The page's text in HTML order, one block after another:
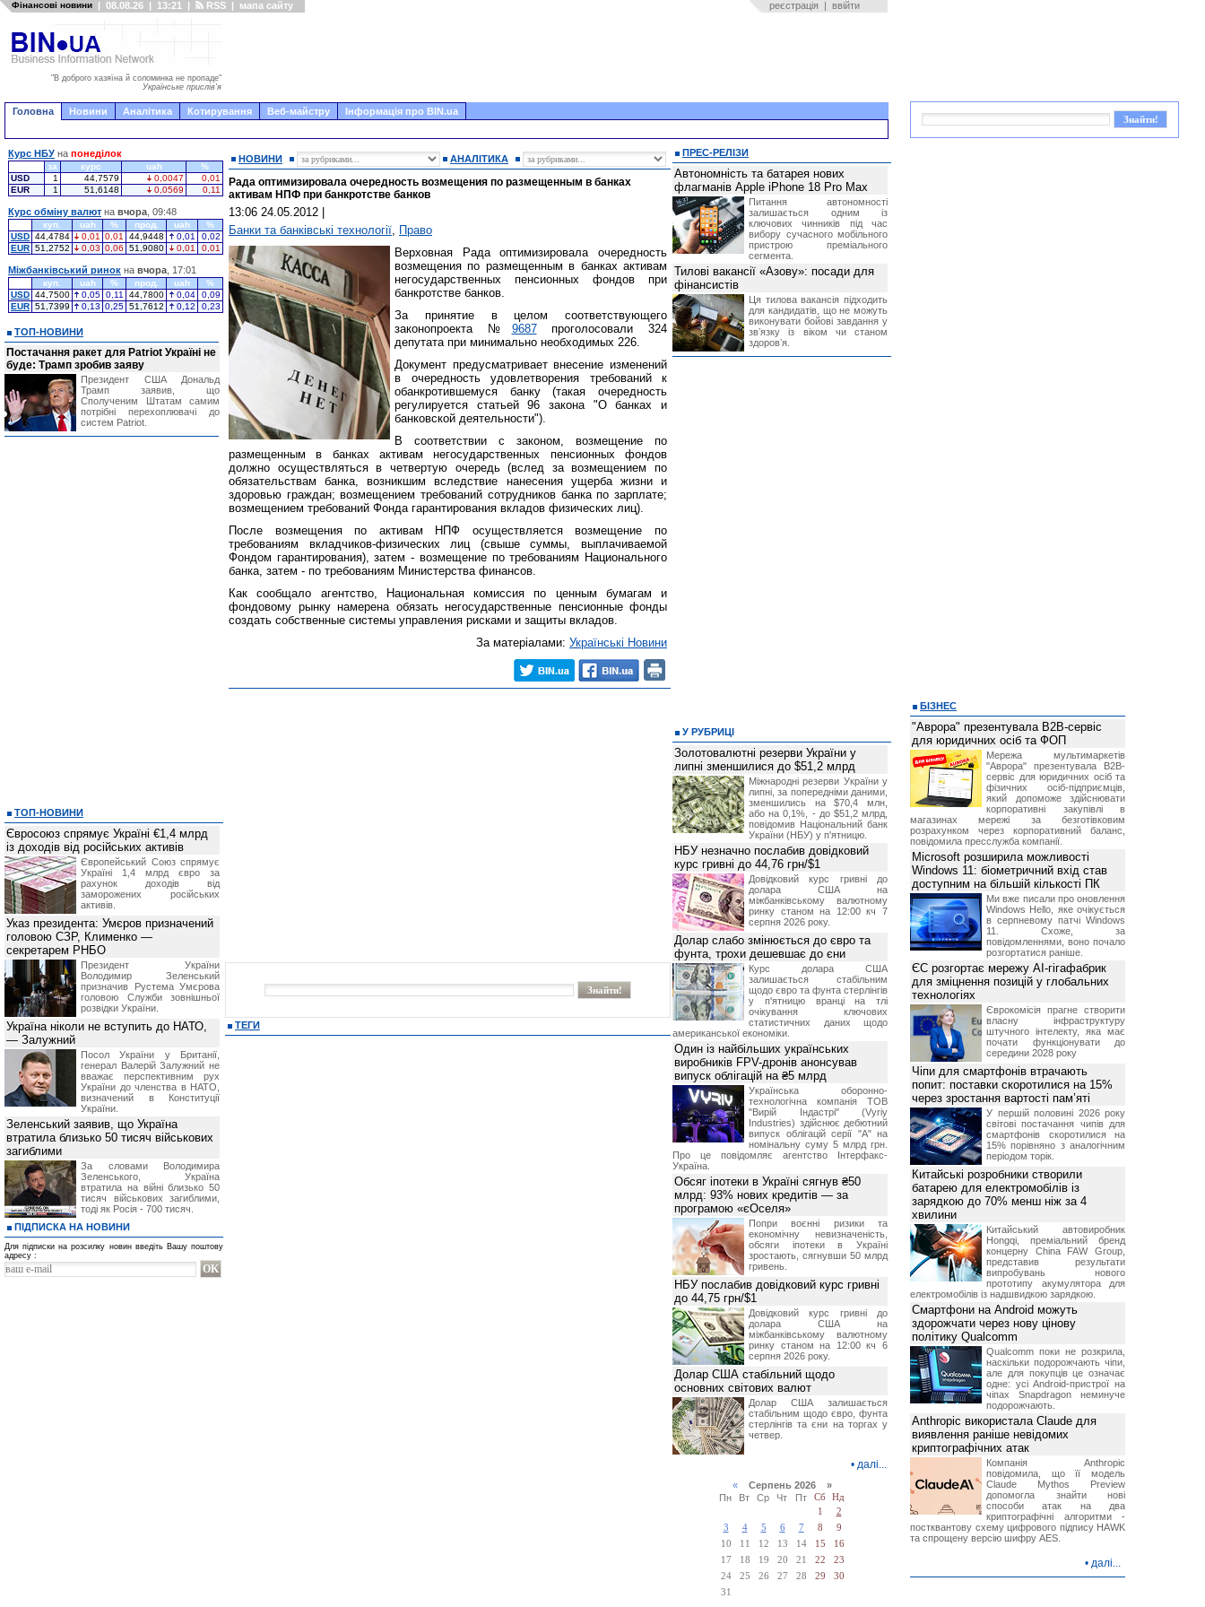
Фінансові новини | 08.08.26 | 13:21 | RSS | мапа сайту реєстрація | ввійти
"В доброго хазяїна й соломинка не пропаде"
Українське прислів'я
Головна Новини Аналітика Котирування Веб-майстру Інформація про BIN.ua
НОВИНИ АНАЛІТИКА
Рада оптимизировала очередность возмещения по размещенным в банках
активам НПФ при банкротстве банков
13:06 24.05.2012
Банки та банківські технології, Право
Верховная Рада оптимизировала очередность
возмещения по размещенным в банках активам
негосударственных пенсионных фондов при
банкротстве банков.
За принятие в целом соответствующего
законопроекта № 9687проголосовали 324
депутата при минимально необходимых 226.
Документ предусматривает внесение изменений
в очередность удовлетворения требований к
обанкротившемуся банку (такая очередность
регулируется статьей 96 закона "О банках и
банковской деятельности").
В соответствии с законом, возмещение по
размещенным в банках активам негосударственных пенсионных фондов
должно осуществляться в четвертую очередь (вслед за возмещением по
обязательствам банка, возникшим вследствие нанесения ущерба жизни и
здоровью граждан; возмещением требований сотрудников банка по зарплате;
возмещением требований Фонда гарантирования вкладов физических лиц).
После возмещения по активам НПФ осуществляется возмещение по
требованиям вкладчиков-физических лиц (свыше суммы, выплачиваемой
Фондом гарантирования), затем - возмещение по требованиям Национального
банка, затем - по требованиям Министерства финансов.
Как сообщало агентство, Национальная комиссия по ценным бумагам и
фондовому рынку намерена обязать негосударственные пенсионные фонды
создать собственные системы управления рисками и защиты вкладов.
За матеріалами: Українські Новини
ТЕГИ
Курс НБУ на понеділок
за курс uah
%
USD
1 44,7579 0,0047
0,01
EUR
1 51,6148 0,0569 0,11
Курс обміну валют на вчора , 09:48
куп. uah % прод. uah
%
USD 44,4784 0,01 0,01 44,9448 0,01
0,02
EUR 51,2752 0,03 0,06 51,9080 0,01 0,01
Міжбанківський ринок на вчора , 17:01
куп. uah % прод. uah
%
USD 44,7500 0,05 0,11 44,7800 0,04
0,09
EUR 51,7399 0,13 0,25 51,7612 0,12 0,23
ТОП-НОВИНИ
Постачання ракет для Patriot Україні не
буде: Трамп зробив заяву
Президент США Дональд
Трамп заявив, що
Сполученим Штатам самим
потрібні перехоплювачі до
систем Patriot.
ТОП-НОВИНИ
Євросоюз спрямує Україні €1,4 млрд
із доходів від російських активів
Європейський Союз спрямує
Україні 1,4 млрд євро за
рахунок доходів від
заморожених російських
активів.
Указ президента: Умєров призначений
головою СЗР, Клименко —
секретарем РНБО
Президент України
Володимир Зеленський
призначив Pустема Умєрова
головою Служби зовнішньої
розвідки України.
Україна ніколи не вступить до НАТО,
— Залужний
Посол України у Британії,
генерал Валерій Залужний не
вважає перспективним рух
України до членства в НАТО,
визначений в Конституції
України.
Зеленський заявив, що Україна
втратила близько 50 тисяч військових
загиблими
За словами Володимира
Зеленського, Україна
втратила на війні близько 50
тисяч військових загиблими,
тоді як Росія - 700 тисяч.
ПІДПИСКА НА НОВИНИ
Для підписки на розсилку новин введіть Вашу поштову
адресу :
ПРЕС-РЕЛІЗИ
Автономність та батарея нових
флагманів Apple iPhone 18 Pro Max
Питання автономності
залишається одним із
ключових чинників під час
вибору сучасного мобільного
пристрою преміального
сегмента.
Тилові вакансії «Азову»: посади для
фінансистів
Ця тилова вакансія підходить
для кандидатів, що не можуть
виконувати бойові завдання у
звʼязку із віком чи станом
здоровʼя.
У РУБРИЦІ
Золотовалютні резерви України у
липні зменшилися до $51,2 млрд
Міжнародні резерви України у
липні, за попередніми даними,
зменшились на $70,4 млн,
або на 0,1%, - до $51,2 млрд,
повідомив Національний банк
України (НБУ) у п'ятницю.
НБУ незначно послабив довідковий
курс гривні до 44,76 грн/$1
Довідковий курс гривні до
долара США на
міжбанківському валютному
ринку станом на 12:00 кч 7
серпня 2026 року.
Долар слабо змінюється до євро та
фунта, трохи дешевшає до єни
Курс долара США
залишається стабільним
щодо євро та фунта стерлінгів
у п'ятницю вранці на тлі
очікування ключових
статистичних даних щодо
американської економіки.
Один із найбільших українських
виробників FPV-дронів анонсував
випуск облігацій на ₴5 млрд
Українська оборонно-
технологічна компанія ТОВ
"Вирій Індастрі" (Vyriy
Industries) здійснює дебютний
випуск облігацій серії "А" на
номінальну суму 5 млрд грн.
Про це повідомляє агентство Інтерфакс-
Україна.
Обсяг іпотеки в Україні сягнув ₴50
млрд: 93% нових кредитів — за
програмою «єОселя»
Попри воєнні ризики та
економічну невизначеність,
обсяги іпотеки в Україні
зростають, сягнувши 50 млрд
гривень.
НБУ послабив довідковий курс гривні
до 44,75 грн/$1
Довідковий курс гривні до
долара США на
міжбанківському валютному
ринку станом на 12:00 кч 6
серпня 2026 року.
Долар США стабільний щодо
основних світових валют
Долар США залишається
стабільним щодо євро, фунта
стерлінгів та єни на торгах у
четвер.
• далі...
«Серпень 2026 »
Пн
Вт Ср Чт Пт Сб
Нд
1
2
3
4 5 6 7 8
9
10
11 12 13 14 15
16
17
18 19 20 21 22
23
24
25 26 27 28 29
30
31
БІЗНЕС
"Аврора" презентувала B2B-сервіс
для юридичних осіб та ФОП
Мережа мультимаркетів
"Аврора" презентувала B2B-
сервіс для юридичних осіб та
фізичних осіб-підприємців,
який допоможе здійснювати
корпоративні закупівлі в
магазинах мережі за безготівковим
розрахунком через корпоративний баланс,
повідомила пресслужба компанії.
Microsoft розширила можливості
Windows 11: біометричний вхід став
доступним на більшій кількості ПК
Ми вже писали про оновлення
Windows Hello, яке очікується
в серпневому патчі Windows
11. Схоже, за
повідомленнями, воно почало
розгортатися раніше.
ЄС розгортає мережу AI-гігафабрик
для зміцнення позицій у глобальних
технологіях
Єврокомісія прагне створити
власну інфраструктуру
штучного інтелекту, яка має
почати функціонувати до
середини 2028 року
Чіпи для смартфонів втрачають
попит: поставки скоротилися на 15%
через зростання вартості пам’яті
У першій половині 2026 року
світові постачання чипів для
смартфонів скоротилися на
15% порівняно з аналогічним
періодом торік.
Китайські розробники створили
батарею для електромобілів із
зарядкою до 70% менш ніж за 4
хвилини
Китайський автовиробник
Hongqi, преміальний бренд
концерну China FAW Group,
представив результати
випробувань нового
прототипу акумулятора для
електромобілів із надшвидкою зарядкою.
Смартфони на Android можуть
здорожчати через нову цінову
політику Qualcomm
Qualcomm поки не розкрила,
наскільки подорожчають чіпи,
але для покупців це означає
одне: усі Android-пристрої на
чіпах Snapdragon неминуче
подорожчають.
Anthropic використала Claude для
виявлення раніше невідомих
криптографічних атак
Компанія Anthropic
повідомила, що її модель
Claude Mythos Preview
допомогла знайти нові
способи атак на два
криптографічні алгоритми -
постквантову схему цифрового підпису HAWK
та спрощену версію шифру AES.
• далі...